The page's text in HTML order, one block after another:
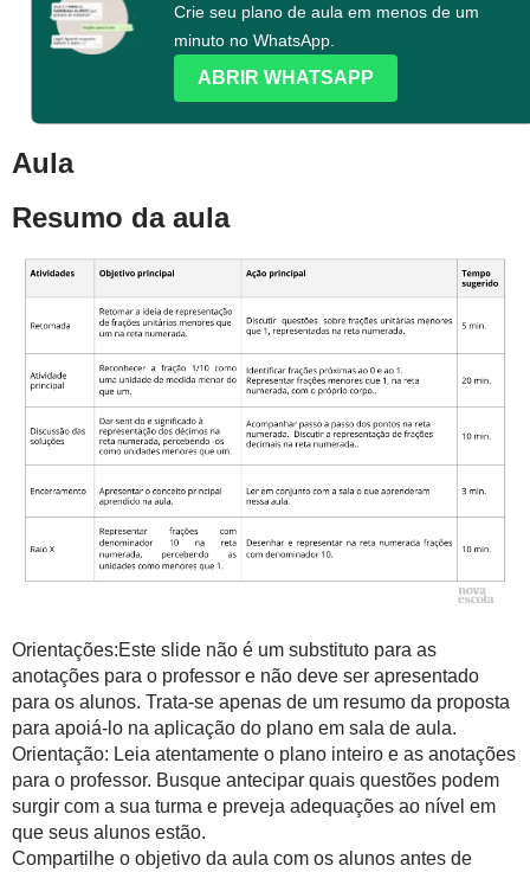
Crie seu plano de aula em menos de um
minuto no WhatsApp.
ABRIR WHATSAPP
Aula
Resumo da aula
Orientações:Este slide não é um substituto para as
anotações para o professor e não deve ser apresentado
para os alunos. Trata-se apenas de um resumo da proposta
para apoiá-lo na aplicação do plano em sala de aula.
Orientação: Leia atentamente o plano inteiro e as anotações
para o professor. Busque antecipar quais questões podem
surgir com a sua turma e preveja adequações ao nível em
que seus alunos estão.
Compartilhe o objetivo da aula com os alunos antes de